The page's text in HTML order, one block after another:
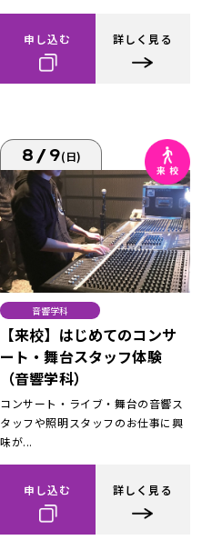
申し込む 詳しく見る
8/9(日)
音響学科
【来校】はじめてのコンサ
ート・舞台スタッフ体験
（音響学科）
コンサート・ライブ・舞台の音響ス
タッフや照明スタッフのお仕事に興
味が...
申し込む 詳しく見る